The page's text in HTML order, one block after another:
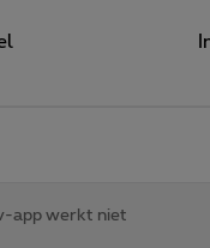
app werkt niet